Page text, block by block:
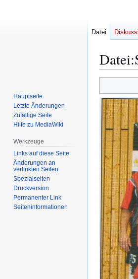
Datei:
Navigation
springen
Suche
springen
Datei
Hauptseite
Letzte Änderungen
Zufällige Seite
Hilfe zu MediaWiki
Werkzeuge
Links auf diese Seite
Änderungen an
verlinkten Seiten
Spezialseiten
Druckversion
Permanenter Link
Seiten­­informationen